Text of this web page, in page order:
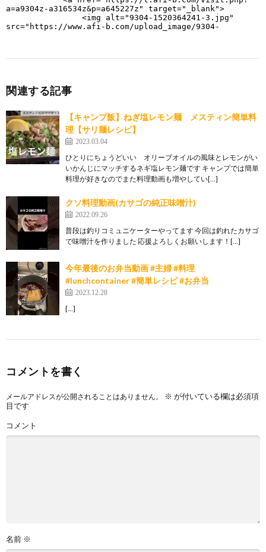
関連する記事
【キャンプ飯】ねぎ塩レモン麺 メスティン簡単料
理【サリ麺レシピ】
2023.03.04
ひとりにちょうどいい オリーブオイルの風味とレモンがい
いかんじにマッチするネギ塩レモン麺です キャンプでは簡単
料理が好きなのでまた料理動画も増やしてい[…]
クソ料理動画(カサゴの純正味噌汁)
2022.09.26
普段は釣りコミュニケーターやってます 今回は釣れたカサゴ
で味噌汁を作りました 応援よろしくお願いします！[…]
今年最後のお弁当動画 #主婦 #料理
#lunchcontainer #簡単レシピ #お弁当
2023.12.28
[…]
コメントを書く
メールアドレスが公開されることはありません。 ※ が付いている欄は必須項
目です
コメント
名前 ※